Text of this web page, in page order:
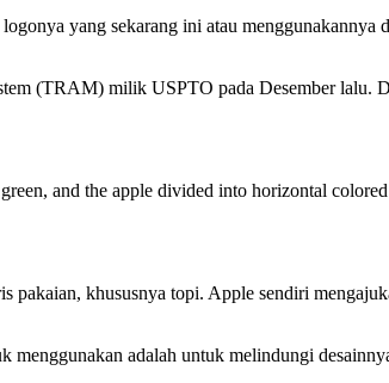
yang sekarang ini atau
(TRAM) milik USPTO pada Desember lalu.
and the apple divided into horizontal
khususnya topi. Apple sendiri
adalah untuk melindungi